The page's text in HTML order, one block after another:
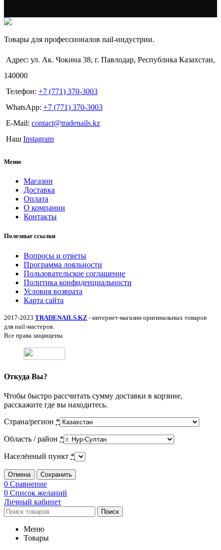
Товары для профессионалов nail-индустрии.
Адрес: ул. Ак. Чокина 38, г. Павлодар, Республика Казахстан,
140000
Телефон: +7 (771) 370-3003
WhatsApp: +7 (771) 370-3003
E-Mail: contact@tradenails.kz
Наш Instagram
Меню
Магазин
Доставка
Оплата
О компании
Контакты
Полезные ссылки
Вопросы и ответы
Программа лояльности
Пользовательское соглашение
Политика конфиденциальности
Условия возврата
Карта сайта
2017-2023 TRADENAILS.KZ - интернет-магазин оригинальных товаров
для nail-мастеров.
Все права защищены.
Откуда Вы?
Чтобы быстро рассчитать сумму доставки в корзине,
расскажите где вы находитесь.
Страна/регион *
Область / район *
Населённый пункт *
Отмена Сохранить
0 Сравнение
0 Список желаний
Личный кабинет
Поиск
Меню
Товары